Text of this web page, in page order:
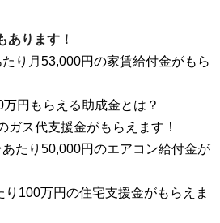
あります！
たり月53,000円の家賃給付金がもら
円もらえる助成金とは？
ガス代支援金がもらえます！
あたり50,000円のエアコン給付金が
り100万円の住宅支援金がもらえま